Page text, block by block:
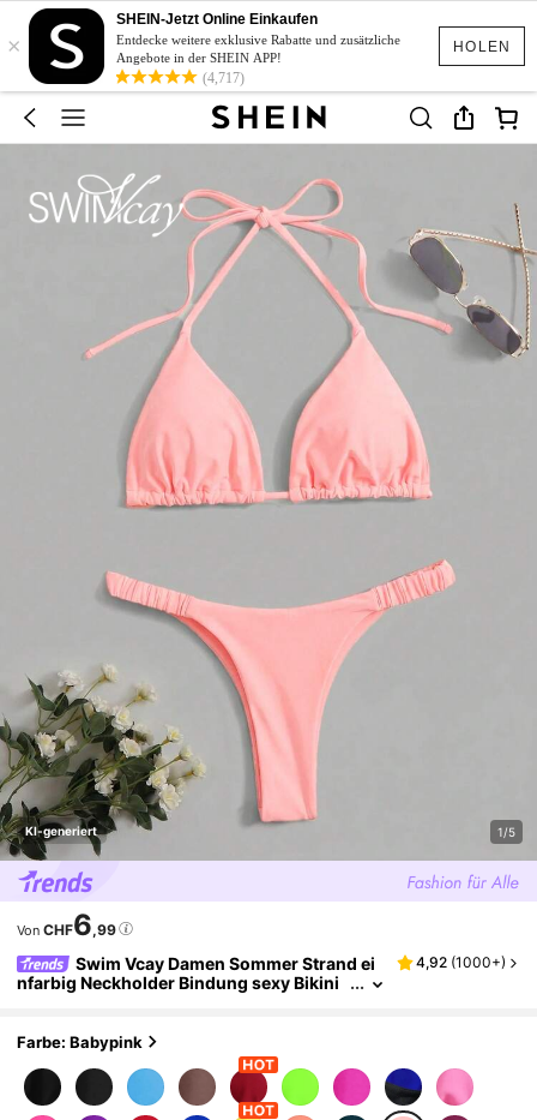
HOLEN
×
SHEIN-Jetzt Online Einkaufen
Entdecke weitere exklusive Rabatte und zusätzliche
Angebote in der SHEIN APP!
(4,717)
KI-generiert 1/5
Von CHF6,99
Swim Vcay Damen Sommer Strand ei
nfarbig Neckholder Bindung sexy Bikini
4,92 (1000+)
Farbe: Babypink